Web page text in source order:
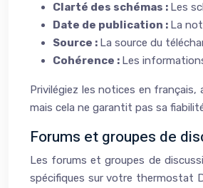
Clarté des schémas : Les
Date de publication : La
Source : La source du
Cohérence : Les
Privilégiez les notices en
mais cela ne garantit pas sa
Forums et groupes de
Les forums et groupes de
spécifiques sur votre thermostat